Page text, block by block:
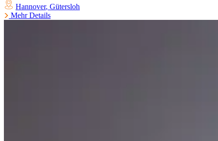
Hannover, Gütersloh
Mehr Details